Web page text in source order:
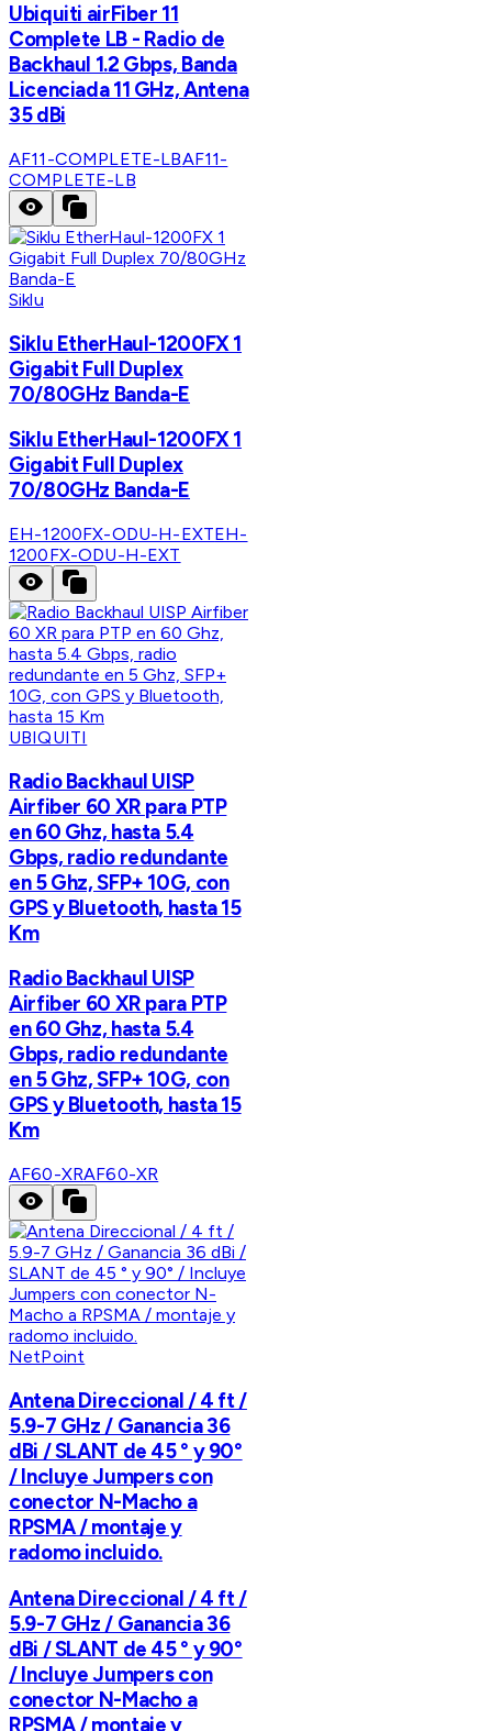
Ubiquiti airFiber 11
Complete LB - Radio de
Backhaul 1.2 Gbps, Banda
Licenciada 11 GHz, Antena
35 dBi
AF11-COMPLETE-LBAF11-
COMPLETE-LB
Siklu
Siklu EtherHaul-1200FX 1
Gigabit Full Duplex
70/80GHz Banda-E
Siklu EtherHaul-1200FX 1
Gigabit Full Duplex
70/80GHz Banda-E
EH-1200FX-ODU-H-EXTEH-
1200FX-ODU-H-EXT
UBIQUITI
Radio Backhaul UISP
Airfiber 60 XR para PTP
en 60 Ghz, hasta 5.4
Gbps, radio redundante
en 5 Ghz, SFP+ 10G, con
GPS y Bluetooth, hasta 15
Km
Radio Backhaul UISP
Airfiber 60 XR para PTP
en 60 Ghz, hasta 5.4
Gbps, radio redundante
en 5 Ghz, SFP+ 10G, con
GPS y Bluetooth, hasta 15
Km
AF60-XRAF60-XR
NetPoint
Antena Direccional / 4 ft /
5.9-7 GHz / Ganancia 36
dBi / SLANT de 45 ° y 90°
/ Incluye Jumpers con
conector N-Macho a
RPSMA / montaje y
radomo incluido.
Antena Direccional / 4 ft /
5.9-7 GHz / Ganancia 36
dBi / SLANT de 45 ° y 90°
/ Incluye Jumpers con
conector N-Macho a
RPSMA / montaje y